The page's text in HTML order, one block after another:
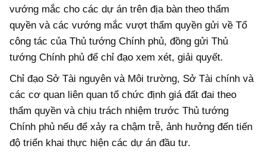
vướng mắc cho các dự án trên địa bàn theo thẩm
quyền và các vướng mắc vượt thẩm quyền gửi về Tổ
công tác của Thủ tướng Chính phủ, đồng gửi Thủ
tướng Chính phủ để chỉ đạo xem xét, giải quyết.
Chỉ đạo Sở Tài nguyên và Môi trường, Sở Tài chính và
các cơ quan liên quan tổ chức định giá đất đai theo
thẩm quyền và chịu trách nhiệm trước Thủ tướng
Chính phủ nếu để xảy ra chậm trễ, ảnh hưởng đến tiến
độ triển khai thực hiện các dự án đầu tư.